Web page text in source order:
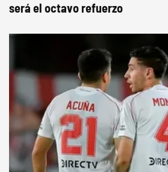
será el octavo refuerzo